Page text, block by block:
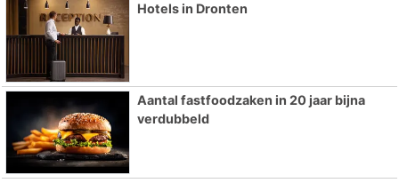
Hotels in Dronten
Aantal fastfoodzaken in 20 jaar bijna
verdubbeld